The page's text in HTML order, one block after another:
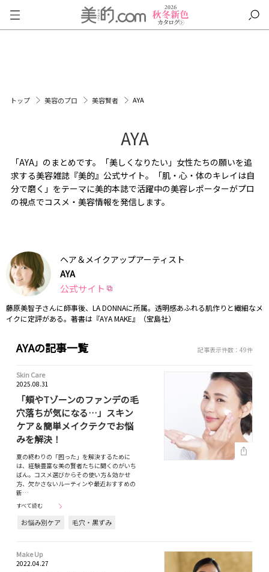
トップ 美容のプロ 美容賢者 AYA
AYA
「AYA」のまとめです。「美しくなりたい」女性たちの願いを追
求する美容雑誌『美的』公式サイト。「肌・心・体のキレイは自
分で磨く」をテーマに美的本誌で活躍中の美容レポーターがプロ
の視点でコスメ・美容情報を発信します。
ヘア＆メイクアップアーティスト
AYA
公式サイト
藤原美智子さんに師事後、LA DONNAに所属。透明感あふれる肌作りと繊細なメ
イクに定評がある。著書は『AYA MAKE』（宝島社）
AYAの記事一覧 記事表示件数：49件
Skin Care
2025.08.31
「頬やTゾーンのファンデの毛
穴落ちが気になる…」スキン
ケア＆簡単メイクテクでお悩
みを解決！
夏の終わりの「困った」を解決するために
は、経験豊富な美の賢者たちに聞くのがいち
ばん。コスメ選びからその使い方＆効かせ
方、欠かさないルーティンや最近おすすめの
新…
すべて読む
お悩み別ケア 毛穴・黒ずみ
Make Up
2022.04.27